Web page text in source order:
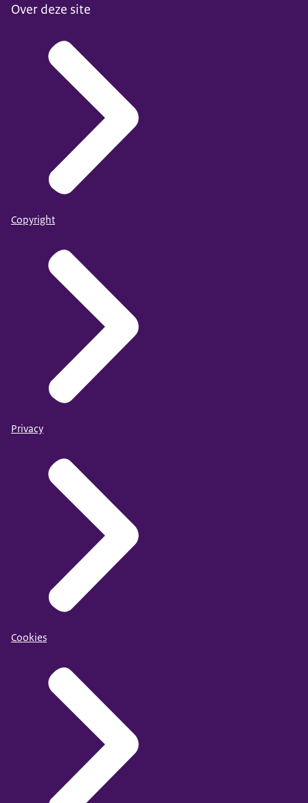
Over deze site
Copyright
Privacy
Cookies